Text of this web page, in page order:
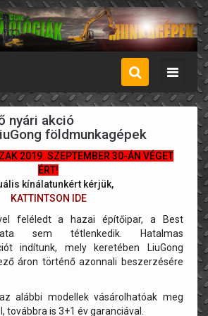
Menü
nyári akció
földmunkagépek
2019. SZEPTEMBER 30-ÁN VÉGET
ÉRT!
kínálatunkért kérjük,
KATTINTSON IDE
feléledt a hazai építőipar, a Best
sem tétlenkedik. Hatalmas
indítunk, mely keretében LiuGong
áron történő azonnali beszerzésére
alábbi modellek vásárolhatóak meg
továbbra is 3+1 év garanciával.